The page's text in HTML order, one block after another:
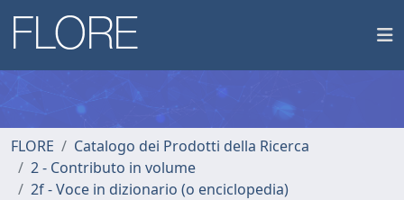
FLORE
Catalogo dei Prodotti della Ricerca
2 - Contributo in volume
2f - Voce in dizionario (o enciclopedia)